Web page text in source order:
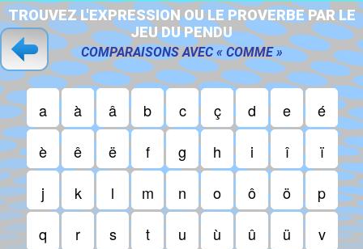
TROUVEZL'EXPRESSIONOULE PROVERBEPARLE
JEUDUPENDU
COMPARAISONS AVEC « COMME »
a à â b c ç d e
é
è
ê ë f g h i î
ï
j
k l m n o ô ö
p
q
r s t u ù û ü
v